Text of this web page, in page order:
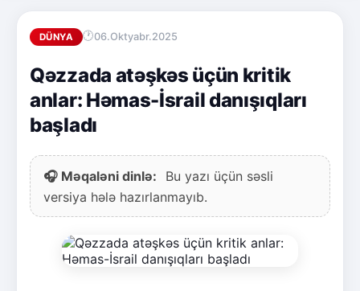
DÜNYA 06.Oktyabr.2025
Qəzzada atəşkəs üçün kritik
anlar: Həmas-İsrail danışıqları
başladı
🎧 Məqaləni dinlə:
Bu yazı üçün səsli
versiya hələ hazırlanmayıb.